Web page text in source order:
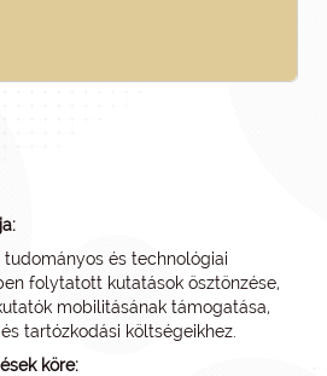
és technológiai
folytatott kutatások ösztönzése,
mobilitásának támogatása,
tartózkodási költségeikhez.
köre: